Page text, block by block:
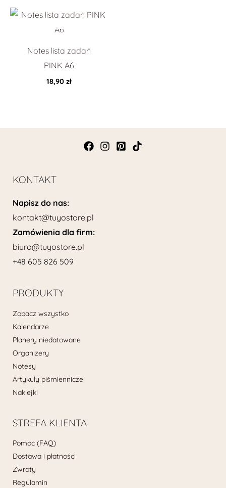
Notes lista zadań
PINK A6
18,90 zł
KONTAKT
Napisz do nas:
kontakt@tuyostore.pl
Zamówienia dla firm:
biuro@tuyostore.pl
+48 605 826 509
PRODUKTY
Zobacz wszystko
Kalendarze
Planery niedatowane
Organizery
Notesy
Artykuły piśmiennicze
Naklejki
STREFA KLIENTA
Pomoc (FAQ)
Dostawa i płatności
Zwroty
Regulamin